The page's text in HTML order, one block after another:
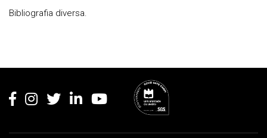
Bibliografia diversa.